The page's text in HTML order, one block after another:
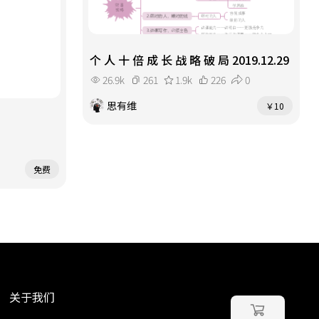
个 人 十 倍 成 长 战 略 破 局 2019.12.29
26.9k 261 1.9k 226
0
思有维
￥10
免费
关于我们